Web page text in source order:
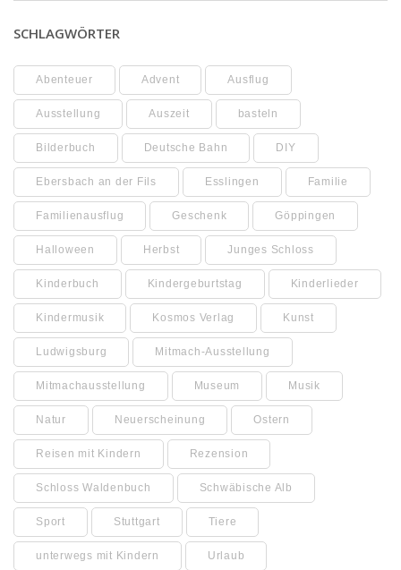
SCHLAGWÖRTER
Abenteuer Advent Ausflug
Ausstellung Auszeit basteln
Bilderbuch Deutsche Bahn DIY
Ebersbach an der Fils Esslingen Familie
Familienausflug Geschenk Göppingen
Halloween Herbst Junges Schloss
Kinderbuch Kindergeburtstag Kinderlieder
Kindermusik Kosmos Verlag Kunst
Ludwigsburg Mitmach-Ausstellung
Mitmachausstellung Museum Musik
Natur Neuerscheinung Ostern
Reisen mit Kindern Rezension
Schloss Waldenbuch Schwäbische Alb
Sport Stuttgart Tiere
unterwegs mit Kindern Urlaub